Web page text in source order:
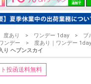
度あり ワンデー 1day
ブ
ンデー
度あり｜ワンデー 1day
り ヘブンスカイ
投函送料無料